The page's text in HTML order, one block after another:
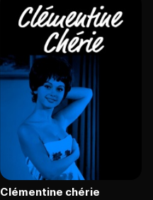
Clémentine chérie